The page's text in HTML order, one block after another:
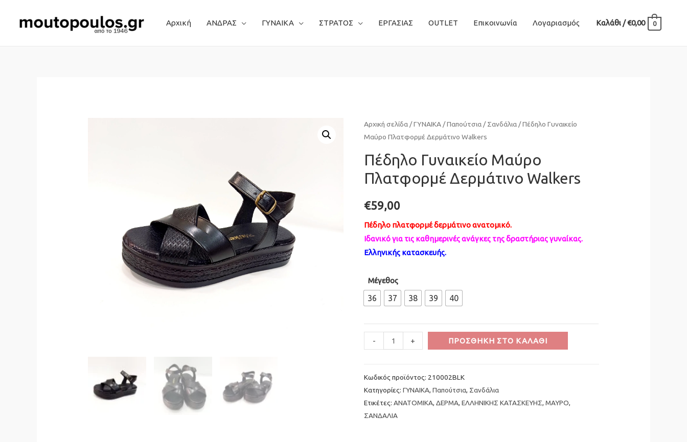
Αρχική ΑΝΔΡΑΣ ΓΥΝΑΙΚΑ ΣΤΡΑΤΟΣ ΕΡΓΑΣΙΑΣ OUTLET Επικοινωνία Λογαριασμός Καλάθι/€0,00 0
Αρχική σελίδα /ΓΥΝΑΙΚΑ /Παπούτσια /Σανδάλια / Πέδηλο Γυναικείο
Mαύρο Πλατφορμέ Δερμάτινο Walkers
Πέδηλο Γυναικείο Mαύρο
Πλατφορμέ Δερμάτινο Walkers
€59,00
Πέδηλο πλατφορμέ δερμάτινο ανατομικό.
Ιδανικό για τις καθημερινές ανάγκες της δραστήριας γυναίκας.
Ελληνικής κατασκευής.
Μέγεθος
36 37 38 39 40
Quantity
-
Γυναικείο
Πλατφορμέ
Δερμάτινο
Walkers
ποσότητα
Quantity
+ ΠΡΟΣΘΉΚΗ ΣΤΟ ΚΑΛΆΘΙ
Κωδικός προϊόντος: 210002BLK
Κατηγορίες: ΓΥΝΑΙΚΑ, Παπούτσια, Σανδάλια
Ετικέτες: ΑΝΑΤΟΜΙΚΑ, ΔΕΡΜΑ, ΕΛΛΗΝΙΚΗΣ ΚΑΤΑΣΚΕΥΗΣ, ΜΑΥΡΟ,
ΣΑΝΔΑΛΙΑ